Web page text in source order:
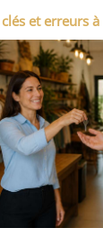
et erreurs